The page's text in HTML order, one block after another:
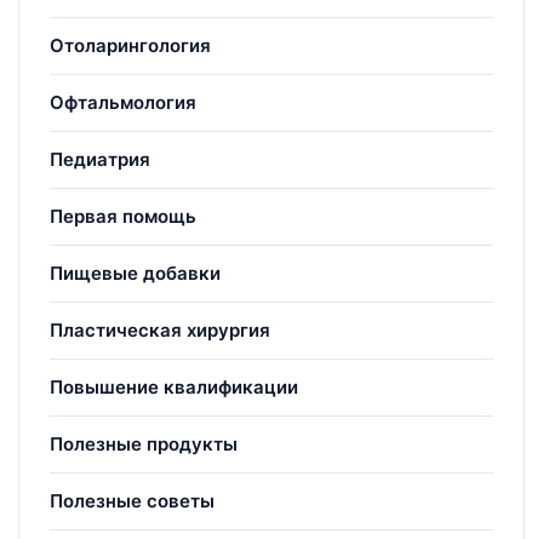
Отоларингология
Офтальмология
Педиатрия
Первая помощь
Пищевые добавки
Пластическая хирургия
Повышение квалификации
Полезные продукты
Полезные советы